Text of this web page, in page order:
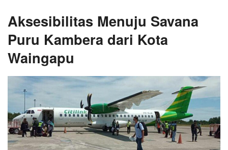
Aksesibilitas Menuju Savana
Puru Kambera dari Kota
Waingapu